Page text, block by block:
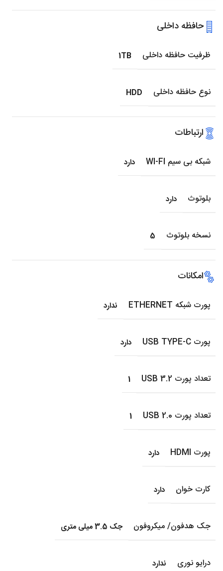
حافظه داخلی
ظرفیت حافظه داخلی 1TB
نوع حافظه داخلی HDD
ارتباطات
شبکه بی سیم WI-FI دارد
بلوتوث دارد
نسخه بلوتوث 5
امکانات
پورت شبکه ETHERNET ندارد
پورت USB TYPE-C دارد
تعداد پورت USB 3.2 1
تعداد پورت USB 2.0 1
پورت HDMI دارد
کارت خوان دارد
جک هدفون/ میکروفون جک 3.5 میلی متری
درایو نوری ندارد